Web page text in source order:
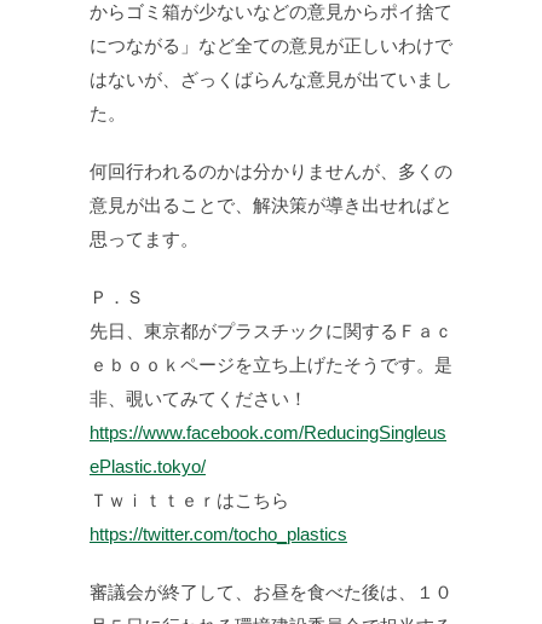
からゴミ箱が少ないなどの意見からポイ捨て
につながる」など全ての意見が正しいわけで
はないが、ざっくばらんな意見が出ていまし
た。
何回行われるのかは分かりませんが、多くの
意見が出ることで、解決策が導き出せればと
思ってます。
Ｐ．Ｓ
先日、東京都がプラスチックに関するＦａｃ
ｅｂｏｏｋページを立ち上げたそうです。是
非、覗いてみてください！
https://www.facebook.com/ReducingSingleus
ePlastic.tokyo/
Ｔｗｉｔｔｅｒはこちら
https://twitter.com/tocho_plastics
審議会が終了して、お昼を食べた後は、１０